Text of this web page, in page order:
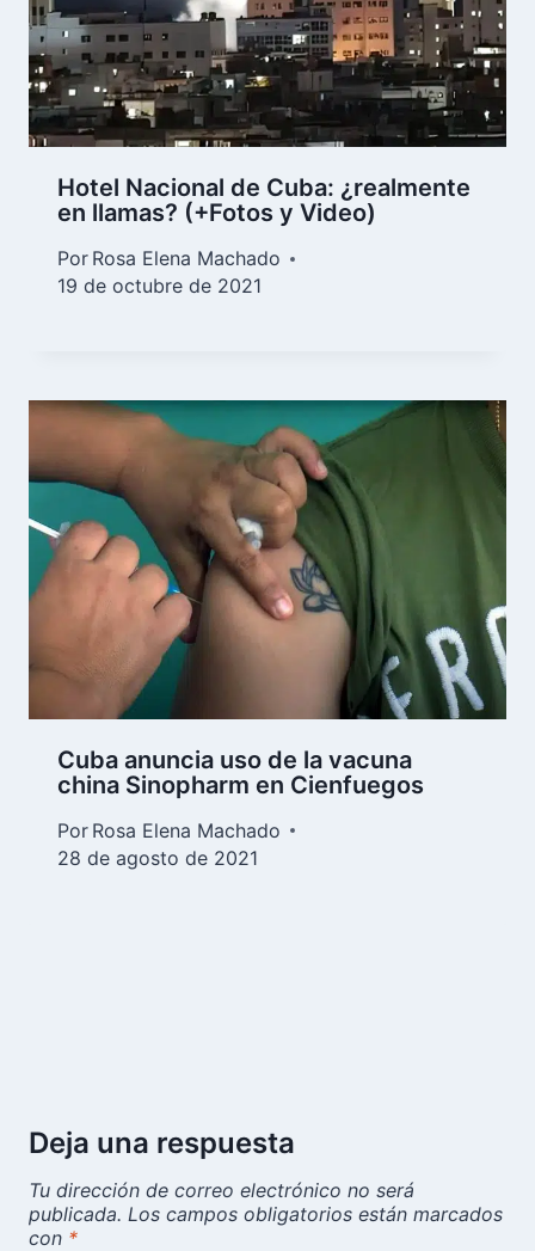
Hotel Nacional de Cuba: ¿realmente
en llamas? (+Fotos y Video)
Por Rosa Elena Machado
19 de octubre de 2021
Cuba anuncia uso de la vacuna
china Sinopharm en Cienfuegos
Por Rosa Elena Machado
28 de agosto de 2021
Deja una respuesta
Tu dirección de correo electrónico no será
publicada. Los campos obligatorios están marcados
con *